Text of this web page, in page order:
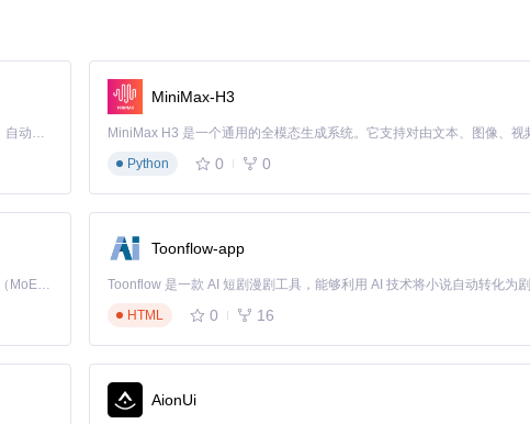
季节性资源保持3个月缓冲
Claude Code 的开源替代方案。连接任意大模型，编辑代码，运行命令，自动验证 — 全自动执行。用 Rust 构建，极致性能。 ｜ An open-source alternative to Claude Code. Connect any LLM, edit code, run commands, and verify changes — autonomously. Built in Rust for speed. Get Started
MiniMax-H3
Python
0 0
Kimi K3 是Kimi能力最强的模型：这是一个拥有 2.8 万亿参数的混合专家（MoE）模型，具备原生视觉理解能力，并支持 100 万 token 的上下文窗口。
Toonflow-app
HTML
0 16
AionUi